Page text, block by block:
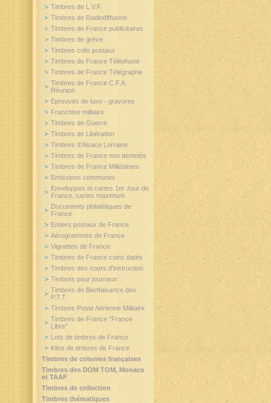
Timbres de L.V.F.
Timbres de Radiodiffusion
Timbres de France publicitaires
Timbres de grève
Timbres colis postaux
Timbres de France Téléphone
Timbres de France Télégraphe
Timbres de France C.F.A.
Réunion
Epreuves de luxe - gravures
Franchise militaire
Timbres de Guerre
Timbres de Libération
Timbres d'Alsace Lorraine
Timbres de France non dentelés
Timbres de France Millésimes
Emissions communes
Enveloppes et cartes 1er Jour de
France, cartes maximum
Documents philatéliques de
France
Entiers postaux de France
Aérogrammes de France
Vignettes de France
Timbres de France coins datés
Timbres des cours d'instruction
Timbres pour journaux
Timbres de Bienfaisance des
P.T.T.
Timbres Poste Aérienne Militaire
Timbres de France "France
Libre"
Lots de timbres de France
Kilos de timbres de France
Timbres de colonies françaises
Timbres des DOM TOM, Monaco
et TAAF
Timbres de collection
Timbres thématiques